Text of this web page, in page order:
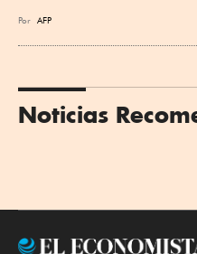
Por AFP
Noticias